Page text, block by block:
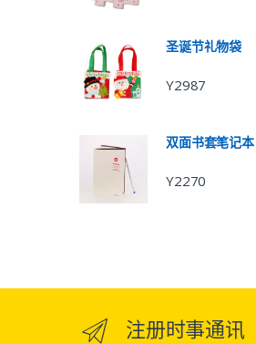
圣诞节礼物袋
Y2987
双面书套笔记本
Y2270
注册时事通讯